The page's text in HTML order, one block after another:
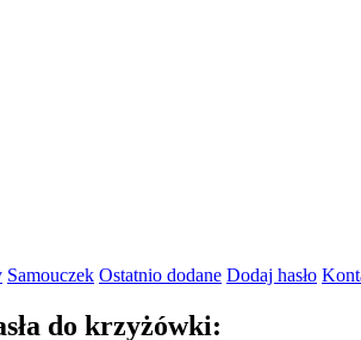
Samouczek Ostatnio dodane Dodaj hasło
do krzyżówki: